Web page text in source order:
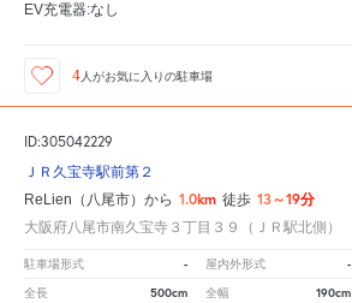
EV充電器:なし
4人がお気に入りの駐車場
ID:305042229
ＪＲ久宝寺駅前第２
ReLien（八尾市）から 1.0km 徒歩 13～19分
大阪府八尾市南久宝寺３丁目３９（ＪＲ駅北側）
駐車場形式 - 屋内外形式 -
全長 500cm 全幅 190cm